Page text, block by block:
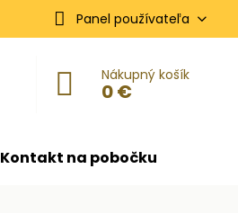
Panel používateľa
Nákupný košík
0 €
Kontakt na pobočku